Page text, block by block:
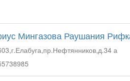
Мингазова Раушания
а